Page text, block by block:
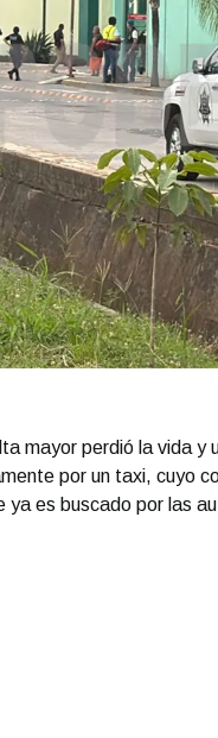
mayor perdió la vida y
por un taxi, cuyo
ya es buscado por las